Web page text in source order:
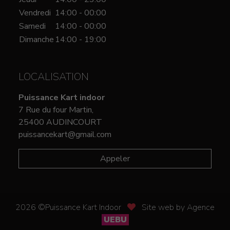
Vendredi 14:00 - 00:00
Samedi
14:00 - 00:00
Dimanche 14:00 - 19:00
LOCALISATION
Puissance Kart indoor
7 Rue du four Martin,
25400 AUDINCOURT
puissancekart@gmail.com
Appeler
2026 ©Puissance Kart Indoor
Site web by Agence
UEBU